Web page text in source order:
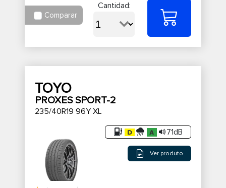
Comparar
Cantidad:
TOYO
PROXES SPORT-2
235/40R19 96Y XL
71dB
Ver produto